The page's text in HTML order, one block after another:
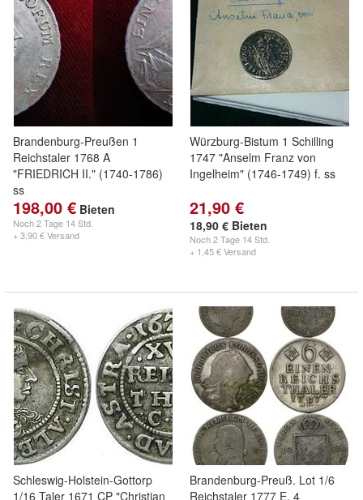
Brandenburg-Preußen 1
Reichstaler 1768 A
"FRIEDRICH II." (1740-1786)
ss
198,00 € Bieten
Noch2 Tage 14 Std.
+ 3,90 € Versand
Würzburg-Bistum 1 Schilling
1747 "Anselm Franz von
Ingelheim" (1746-1749) f. ss
21,90 €
18,90 € Bieten
Noch2 Tage 14 Std.
+ 1,45 € Versand
Schleswig-Holstein-Gottorp
1/16 Taler 1671 CP "Christian
Brandenburg-Preuß. Lot 1/6
Reichstaler 1777 E, 4